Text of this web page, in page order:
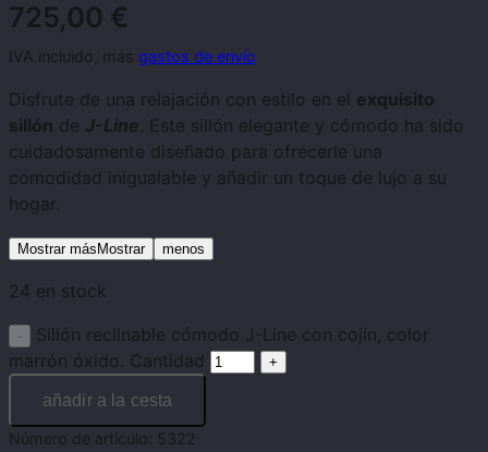
725,00 €
IVA incluido, más gastos de envío
Disfrute de una relajación con estilo en el exquisito
sillón de J-Line. Este sillón elegante y cómodo ha sido
cuidadosamente diseñado para ofrecerle una
comodidad inigualable y añadir un toque de lujo a su
hogar.
Mostrar másMostrar menos
24 en stock
Sillón reclinable cómodo J-Line con cojín, color
marrón óxido. Cantidad
añadir a la cesta
Número de artículo: 5322